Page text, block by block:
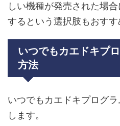
しい機種が発売された場
するという選択肢もおすす
いつでもカエドキプ
方法
いつでもカエドキプログ
します。